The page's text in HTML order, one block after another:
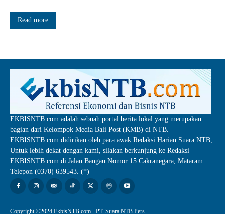
Read more
EKBISNTB.com adalah sebuah portal berita lokal yang merupakan
bagian dari Kelompok Media Bali Post (KMB) di NTB.
EKBISNTB.com didirikan oleh para awak Redaksi Harian Suara NTB,
Untuk lebih dekat dengan kami, silakan berkunjung ke Redaksi
EKBISNTB.com di Jalan Bangau Nomor 15 Cakranegara, Mataram.
Telepon (0370) 639543. (*)
Copyright ©2024 EkbisNTB.com - PT. Suara NTB Pers